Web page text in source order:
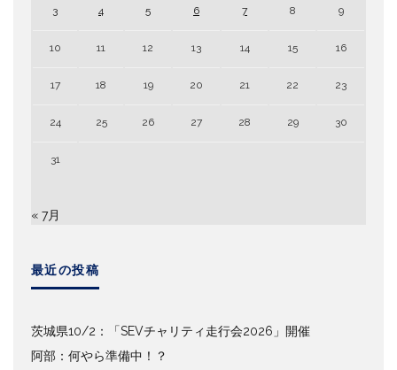
3 4 5 6 7 8 9
10 11 12 13 14 15 16
17 18 19 20 21 22 23
24 25 26 27 28 29 30
31
« 7月
最近の投稿
茨城県10/2：「SEVチャリティ走行会2026」開催
阿部：何やら準備中！？